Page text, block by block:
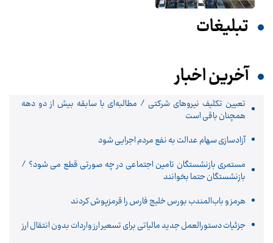
تبلیغات
آخرین اخبار
تعیین تکلیف نیروهای شرکتی / مطالبه‌ای با سابقه بیش از دو دهه
همچنان باقی است
آزادسازی سهام عدالت به نفع مردم اجرایی شود
مستمری بازنشستگان تامین اجتماعی در چه صورتی قطع می شود؟ /
بازنشستگان حتما بخوانند
هرمز و باب‌المندب بورس خلیج فارس را قرمزپوش کردند
جزئیات دستورالعمل جدید مالیاتی برای تسعیر ارز واردات بدون انتقال ارز